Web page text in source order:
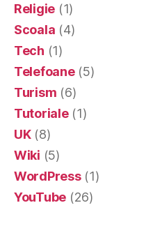
Religie (1)
Scoala (4)
Tech (1)
Telefoane(5)
Turism (6)
Tutoriale(1)
UK(8)
Wiki (5)
WordPress(1)
YouTube (26)